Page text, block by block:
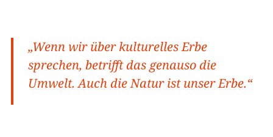
„Wenn wir über kulturelles Erbe
sprechen, betrifft das genauso die
Umwelt. Auch die Natur ist unser Erbe.“